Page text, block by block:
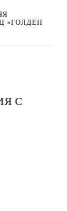
«ГОЛДЕН
С